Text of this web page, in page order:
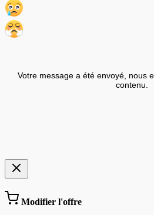
Votre message a été envoyé, nous
contenu.
Modifier l'offre